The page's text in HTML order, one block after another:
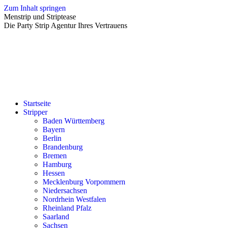
Zum Inhalt springen
Menstrip und Striptease
Die Party Strip Agentur Ihres Vertrauens
Startseite
Stripper
Baden Württemberg
Bayern
Berlin
Brandenburg
Bremen
Hamburg
Hessen
Mecklenburg Vorpommern
Niedersachsen
Nordrhein Westfalen
Rheinland Pfalz
Saarland
Sachsen